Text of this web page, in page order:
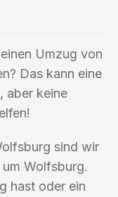
Umzug von
Das kann eine
aber keine
sind wir
Wolfsburg.
hast oder ein